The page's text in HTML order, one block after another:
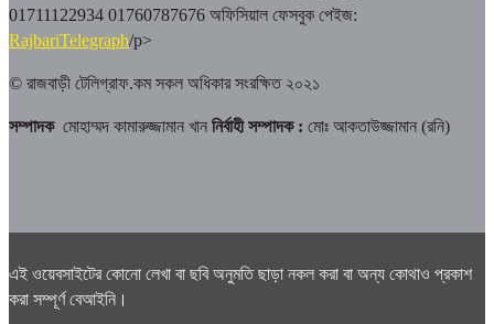
01711122934 01760787676 অফিসিয়াল ফেসবুক পেইজ:
RajbariTelegraph/p>
© রাজবাড়ী টেলিগ্রাফ.কম সকল অধিকার সংরক্ষিত ২০২১
সম্পাদক মোহাম্মদ কামারুজ্জামান খান নির্বাহী সম্পাদক : মোঃ আকতাউজ্জামান (রনি)
এই ওয়েবসাইটের কোনো লেখা বা ছবি অনুমতি ছাড়া নকল করা বা অন্য কোথাও প্রকাশ
করা সম্পূর্ণ বেআইনি।